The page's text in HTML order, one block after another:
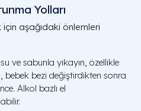
Yolları
aşağıdaki önlemleri
su ve sabunla yıkayın, özellikle
bebek bezi değiştirdikten sonra
Alkol bazlı el